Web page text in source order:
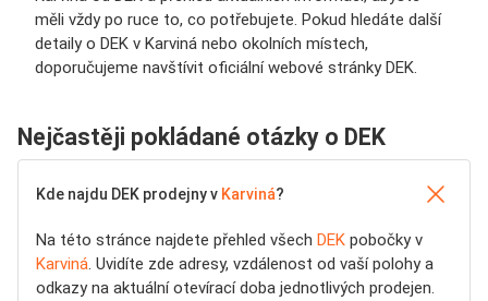
měli vždy po ruce to, co potřebujete. Pokud hledáte další
detaily o DEK v Karviná nebo okolních místech,
doporučujeme navštívit oficiální webové stránky DEK.
Nejčastěji pokládané otázky o DEK
Kde najdu DEK prodejny v Karviná?
Na této stránce najdete přehled všech DEK pobočky v
Karviná. Uvidíte zde adresy, vzdálenost od vaší polohy a
odkazy na aktuální otevírací doba jednotlivých prodejen.